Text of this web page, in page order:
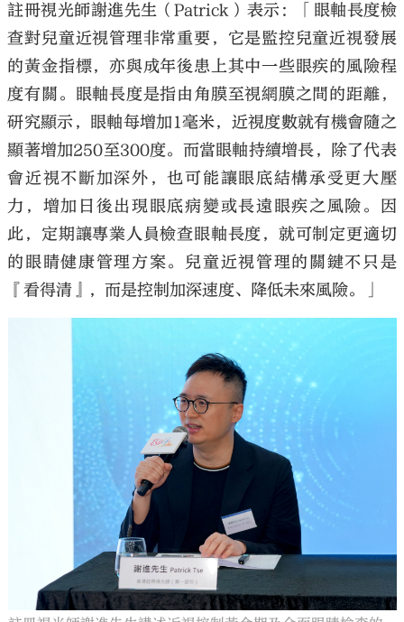
註冊視光師謝進先生（Patrick）表示：「眼軸長度檢
查對兒童近視管理非常重要，它是監控兒童近視發展
的黃金指標，亦與成年後患上其中一些眼疾的風險程
度有關。眼軸長度是指由角膜至視網膜之間的距離，
研究顯示，眼軸每增加1毫米，近視度數就有機會隨之
顯著增加250至300度。而當眼軸持續增長，除了代表
會近視不斷加深外，也可能讓眼底結構承受更大壓
力，增加日後出現眼底病變或長遠眼疾之風險。因
此，定期讓專業人員檢查眼軸長度，就可制定更適切
的眼睛健康管理方案。兒童近視管理的關鍵不只是
『看得清』，而是控制加深速度、降低未來風險。」